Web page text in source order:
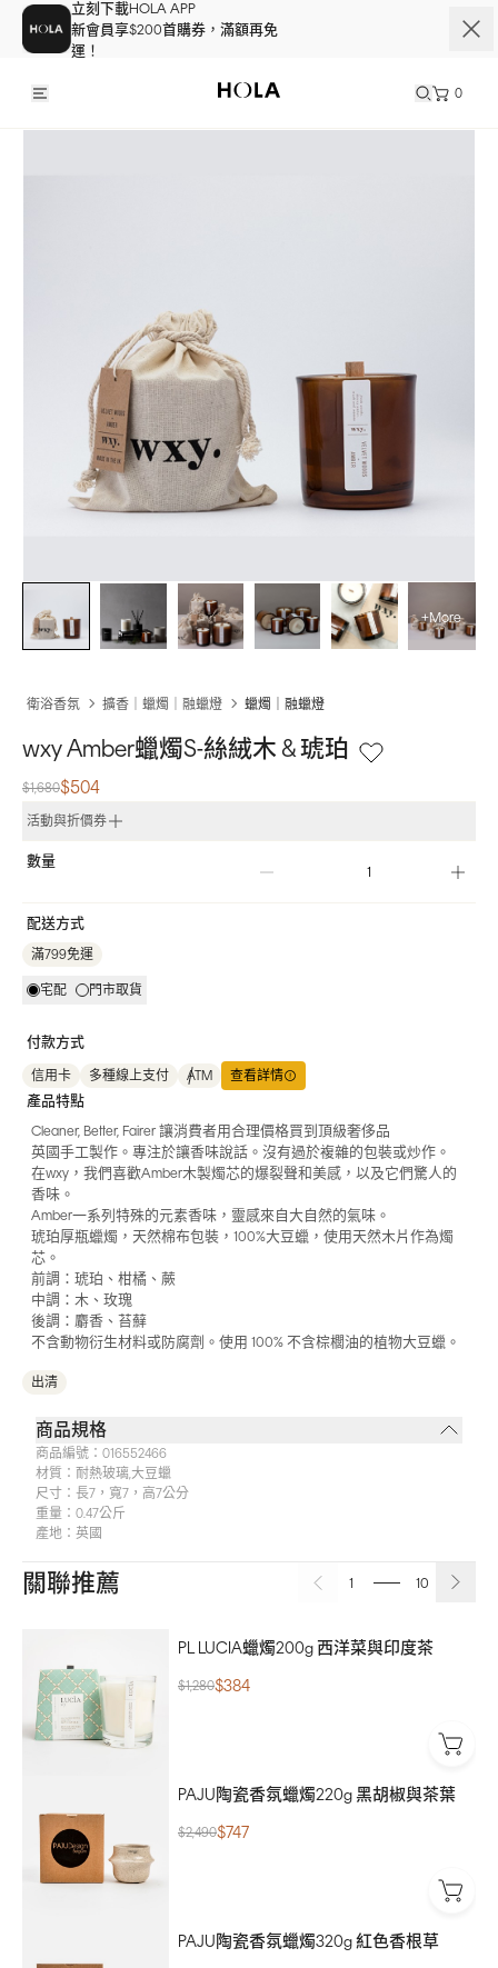
立刻下載HOLA APP
新會員享$200首購券，滿額再免
運！
0
+More
衛浴香氛 擴香｜蠟燭｜融蠟燈 蠟燭｜融蠟燈
wxy Amber蠟燭S-絲絨木 & 琥珀
$1,680$504
活動與折價券
數量
配送方式
滿799免運
宅配 門市取貨
付款方式
信用卡 多種線上支付 ATM 查看詳情
產品特點
Cleaner, Better, Fairer 讓消費者用合理價格買到頂級奢侈品
英國手工製作。專注於讓香味說話。沒有過於複雜的包裝或炒作。
在wxy，我們喜歡Amber木製燭芯的爆裂聲和美感，以及它們驚人的
香味。
Amber一系列特殊的元素香味，靈感來自大自然的氣味。
琥珀厚瓶蠟燭，天然棉布包裝，100%大豆蠟，使用天然木片作為燭
芯。
前調：琥珀、柑橘、蕨
中調：木、玫瑰
後調：麝香、苔蘚
不含動物衍生材料或防腐劑。使用 100% 不含棕櫚油的植物大豆蠟。
出清
商品規格
商品編號： 016552466
材質： 耐熱玻璃,大豆蠟
尺寸： 長7，寬7，高7公分
重量： 0.47公斤
產地： 英國
關聯推薦 1 10
PL LUCIA蠟燭200g 西洋菜與印度茶
$1,280$384
PAJU陶瓷香氛蠟燭220g 黑胡椒與茶葉
$2,490$747
PAJU陶瓷香氛蠟燭320g 紅色香根草